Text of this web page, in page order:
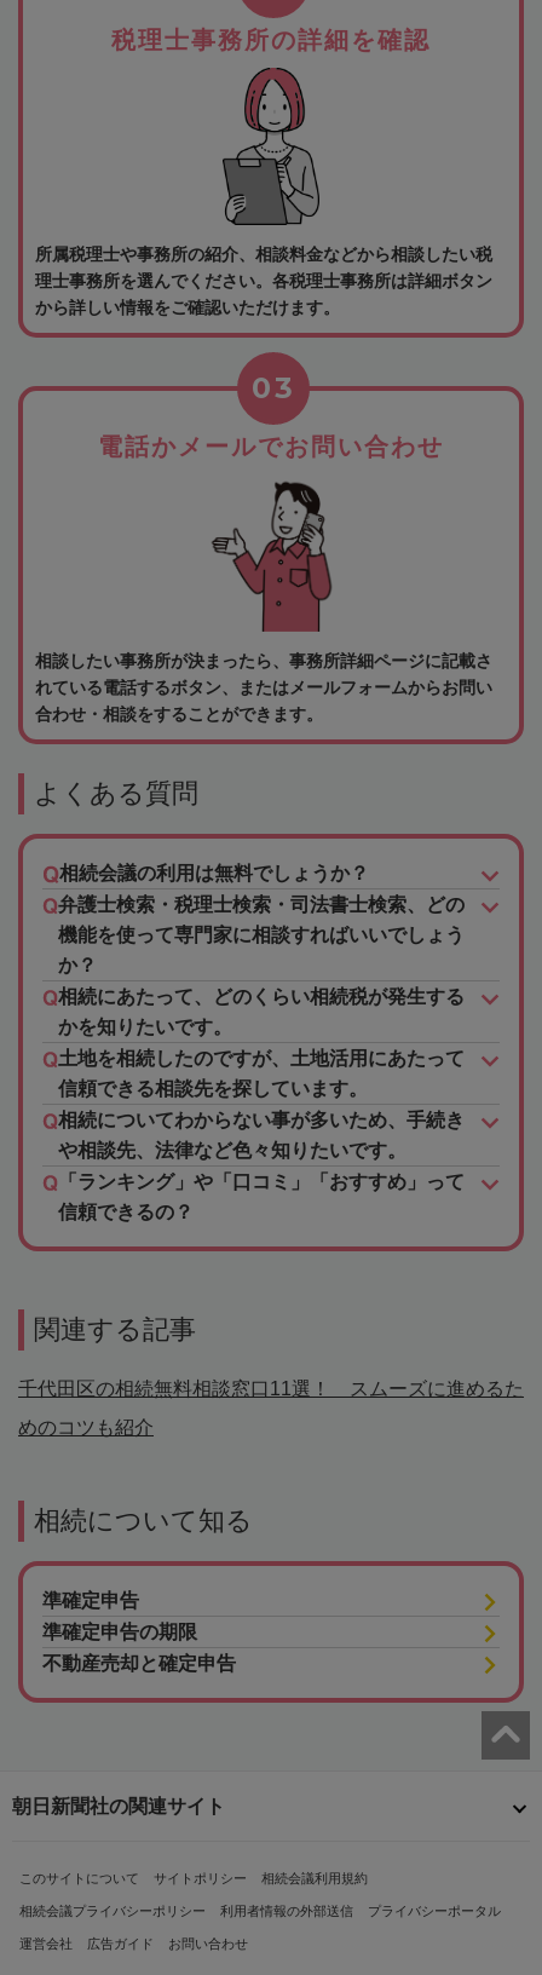
税理士事務所の詳細を確認
所属税理士や事務所の紹介、相談料金などから相談したい税
理士事務所を選んでください。各税理士事務所は詳細ボタン
から詳しい情報をご確認いただけます。
電話かメールでお問い合わせ
03
相談したい事務所が決まったら、事務所詳細ページに記載さ
れている電話するボタン、またはメールフォームからお問い
合わせ・相談をすることができます。
よくある質問
相続会議の利用は無料でしょうか？
弁護士検索・税理士検索・司法書士検索、どの
機能を使って専門家に相談すればいいでしょう
か？
相続にあたって、どのくらい相続税が発生する
かを知りたいです。
土地を相続したのですが、土地活用にあたって
信頼できる相談先を探しています。
相続についてわからない事が多いため、手続き
や相談先、法律など色々知りたいです。
「ランキング」や「口コミ」「おすすめ」って
信頼できるの？
関連する記事
千代田区の相続無料相談窓口11選！ スムーズに進めるた
めのコツも紹介
相続について知る
準確定申告
準確定申告の期限
不動産売却と確定申告
朝日新聞社の関連サイト
このサイトについて サイトポリシー 相続会議利用規約
相続会議プライバシーポリシー 利用者情報の外部送信 プライバシーポータル
運営会社 広告ガイド お問い合わせ